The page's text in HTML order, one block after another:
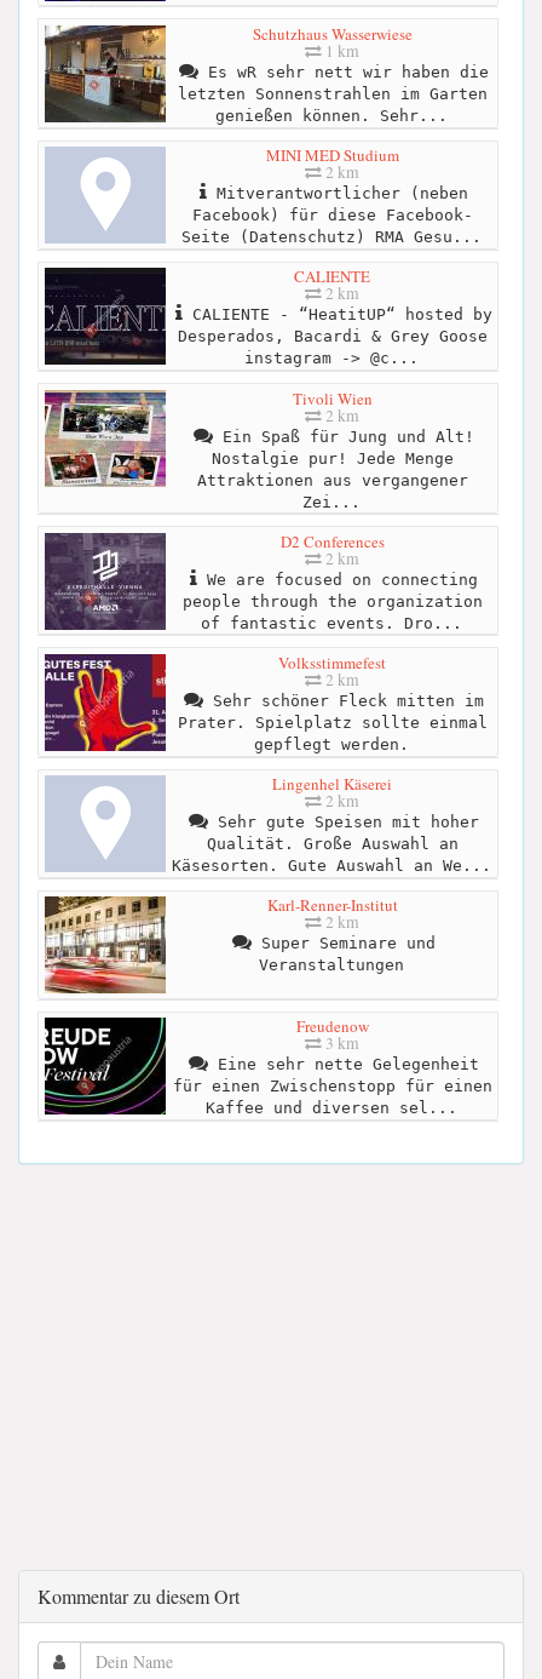
Schutzhaus Wasserwiese
1 km
Es wR sehr nett wir haben die
letzten Sonnenstrahlen im Garten
genießen können. Sehr...
MINI MED Studium
2 km
Mitverantwortlicher (neben
Facebook) für diese Facebook-
Seite (Datenschutz) RMA Gesu...
CALIENTE
2 km
CALIENTE - “HeatitUP“ hosted by
Desperados, Bacardi & Grey Goose
instagram -> @c...
Tivoli Wien
2 km
Ein Spaß für Jung und Alt!
Nostalgie pur! Jede Menge
Attraktionen aus vergangener
Zei...
D2 Conferences
2 km
We are focused on connecting
people through the organization
of fantastic events. Dro...
Volksstimmefest
2 km
Sehr schöner Fleck mitten im
Prater. Spielplatz sollte einmal
gepflegt werden.
Lingenhel Käserei
2 km
Sehr gute Speisen mit hoher
Qualität. Große Auswahl an
Käsesorten. Gute Auswahl an We...
Karl-Renner-Institut
2 km
Super Seminare und
Veranstaltungen
Freudenow
3 km
Eine sehr nette Gelegenheit
für einen Zwischenstopp für einen
Kaffee und diversen sel...
Kommentar zu diesem Ort